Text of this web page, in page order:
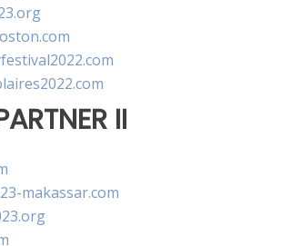
II
makassar.com